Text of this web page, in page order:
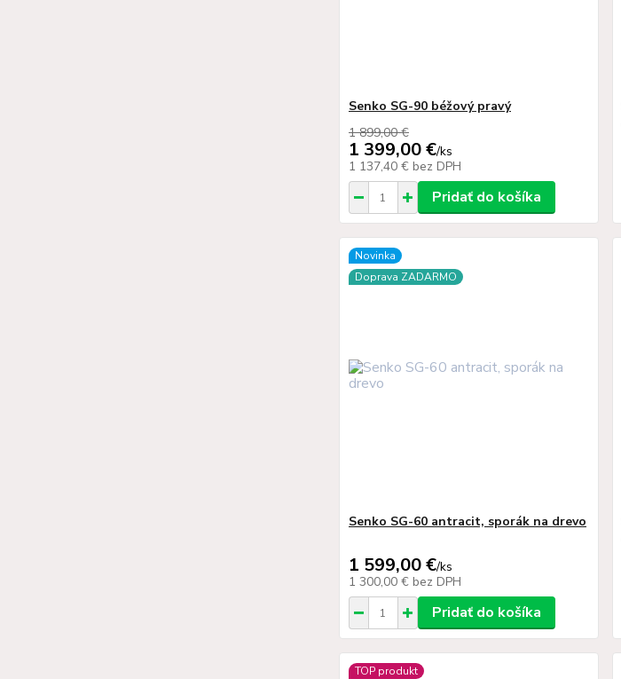
Senko SG-90 béžový pravý
1 899,00 €
1 399,00 €/ks
1 137,40 € bez DPH
Pridať do košíka
Novinka
Doprava ZADARMO
Senko SG-60 antracit, sporák na drevo
1 599,00 €/ks
1 300,00 € bez DPH
Pridať do košíka
TOP produkt